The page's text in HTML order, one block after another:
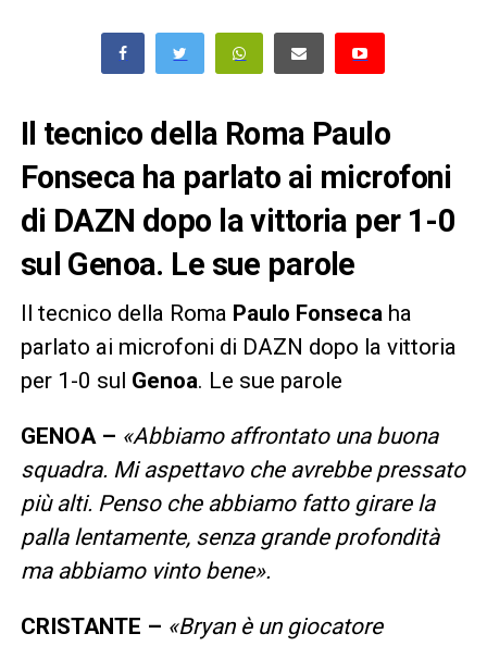
Il tecnico della Roma Paulo
Fonseca ha parlato ai microfoni
di DAZN dopo la vittoria per 1-0
sul Genoa. Le sue parole
Il tecnico della Roma Paulo Fonsecaha
parlato ai microfoni di DAZN dopo la vittoria
per 1-0 sul Genoa. Le sue parole
GENOA – «Abbiamo affrontato una buona
squadra. Mi aspettavo che avrebbe pressato
più alti. Penso che abbiamo fatto girare la
palla lentamente, senza grande profondità
ma abbiamo vinto bene».
CRISTANTE – «Bryan è un giocatore